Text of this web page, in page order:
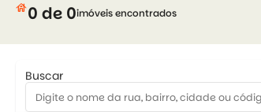
house0 de 0imóveis encontrados
Buscar